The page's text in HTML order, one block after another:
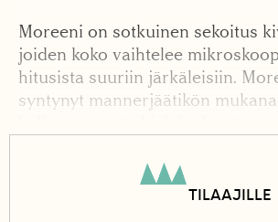
Moreeni on sotkuinen sekoitus
joiden koko vaihtelee
hitusista suuriin järkäleisiin.
syntynyt mannerjäätikön mukana
TILAAJILLE